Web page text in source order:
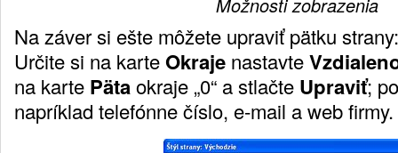
Možnosti zobrazenia
Na záver si ešte môžete upraviť pätku
Určite si na karte Okraje nastavte
na karte Pätaokraje „0“ a stlačte Upraviť;
napríklad telefónne číslo, e-mail a web firmy.